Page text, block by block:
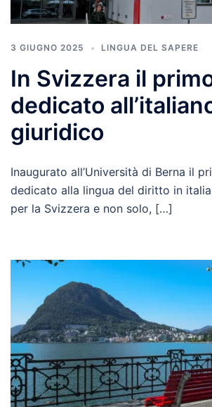
3 GIUGNO 2025 LINGUA DEL SAPERE
In Svizzera il
dedicato
giuridico
Inaugurato all’Università di Berna il
dedicato alla lingua del diritto in
per la Svizzera e non solo, […]